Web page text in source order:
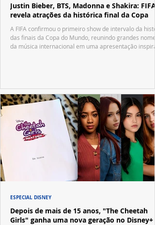
Justin Bieber, BTS, Madonna e Shakira: FIFA
revela atrações da histórica final da Copa
A FIFA confirmou o primeiro show de intervalo da
das finais da Copa do Mundo, reunindo grandes nomes
da música internacional em uma apresentação
Depois de mais de 15 anos, "The Cheetah
Girls" ganha uma nova geração no Disney+
ESPECIAL DISNEY